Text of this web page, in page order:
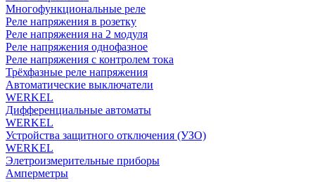
Многофункциональные реле
Реле напряжения в розетку
Реле напряжения на 2 модуля
Реле напряжения однофазное
Реле напряжения с контролем тока
Трёхфазные реле напряжения
Автоматические выключатели
WERKEL
Дифференциальные автоматы
WERKEL
Устройства защитного отключения (УЗО)
WERKEL
Элетроизмерительные приборы
Амперметры